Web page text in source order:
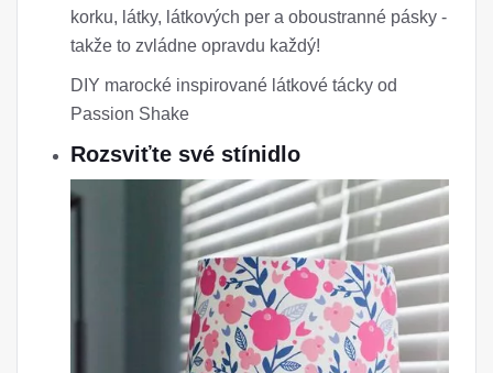
korku, látky, látkových per a oboustranné pásky -
takže to zvládne opravdu každý!
DIY marocké inspirované látkové tácky od
Passion Shake
Rozsviťte své stínidlo